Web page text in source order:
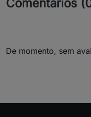
Comentários
De momento, sem